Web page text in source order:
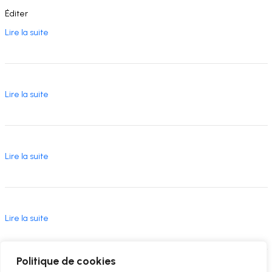
Politique de cookies
Éditer
Lire la suite
Lire la suite
Lire la suite
Lire la suite